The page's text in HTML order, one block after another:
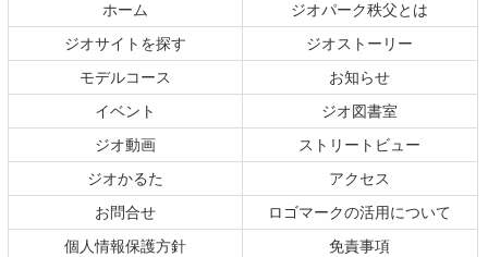
ン
文
へ
の
へ
ホーム
ジオパーク秩父とは
ジオサイトを探す
ジオストーリー
モデルコース
お知らせ
イベント
ジオ図書室
ジオ動画
ストリートビュー
ジオかるた
アクセス
お問合せ
ロゴマークの活用について
個人情報保護方針
免責事項